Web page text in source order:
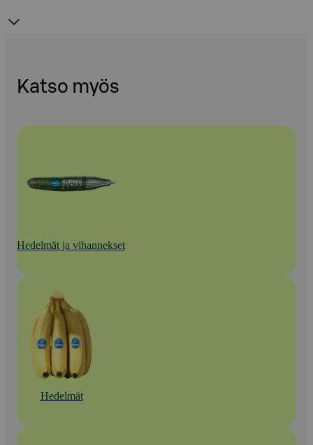
Katso myös
Hedelmät ja vihannekset
Hedelmät